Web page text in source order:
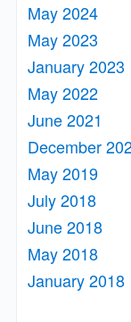
May 2024
May 2023
January 2023
May 2022
June 2021
December
May 2019
July 2018
June 2018
May 2018
January 2018